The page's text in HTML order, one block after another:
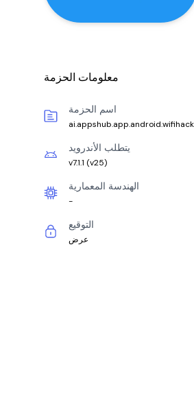
معلومات الحزمة
اسم الحزمة
يتطلب الأندرويد
v7.1.1 (v25)
الهندسة المعمارية
-
التوقيع
عرض